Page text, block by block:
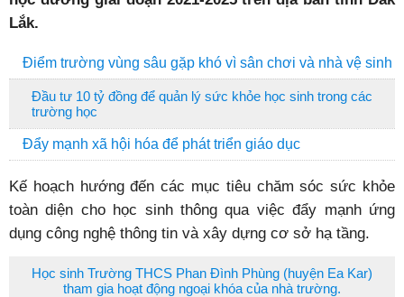
Lắk.
Điểm trường vùng sâu gặp khó vì sân chơi và nhà vệ sinh
Đầu tư 10 tỷ đồng để quản lý sức khỏe học sinh trong các
trường học
Đẩy mạnh xã hội hóa để phát triển giáo dục
Kế hoạch hướng đến các mục tiêu chăm sóc sức khỏe
toàn diện cho học sinh thông qua việc đẩy mạnh ứng
dụng công nghệ thông tin và xây dựng cơ sở hạ tầng.
Học sinh Trường THCS Phan Đình Phùng (huyện Ea Kar)
tham gia hoạt động ngoại khóa của nhà trường.